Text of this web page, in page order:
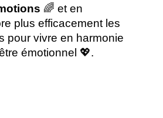
🌈 et en
plus efficacement les
pour vivre en harmonie
émotionnel 💖.